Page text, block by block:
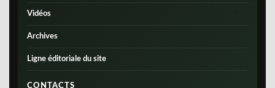
Vidéos
Archives
Ligne éditoriale du site
CONTACTS